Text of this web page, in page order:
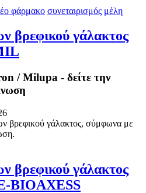
φάρμακο συνεταιρισμός μέλη
βρεφικού γάλακτος
/ Milupa - δείτε την
βρεφικού γάλακτος, σύμφωνα με
βρεφικού γάλακτος
BIOAXESS